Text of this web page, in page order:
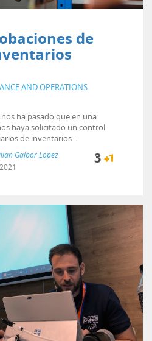
de
AND OPERATIONS
ha pasado que en una
haya solicitado un control
de inventarios...
Gaibor López
2021
3